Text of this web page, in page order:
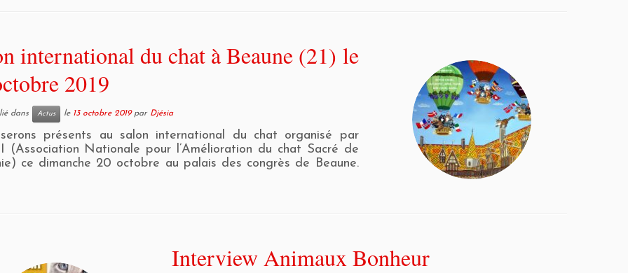
international du chat à Beaune (21) le
2019
dans Actus le 13 octobre 2019 par Djésia
présents au salon international du chat organisé par
(Association Nationale pour l’Amélioration du chat Sacré de
ce dimanche 20 octobre au palais des congrès de Beaune.
Interview Animaux Bonheur